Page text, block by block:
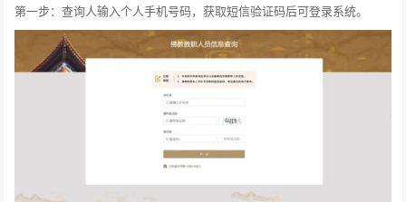
第一步：查询人输入个人手机号码，获取短信验证码后可登录系统。